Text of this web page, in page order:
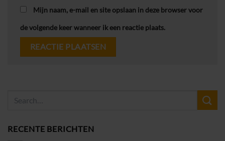
Mijn naam, e-mail en site opslaan in deze browser voor
de volgende keer wanneer ik een reactie plaats.
RECENTE BERICHTEN